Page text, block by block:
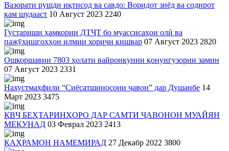
Вазорати рушди иқтисод ва савдо: Воридот зиёд ва содирот
кам шудааст 10 Август 2023 2240
Густариши ҳамкории ДТҶТ бо муассисаҳои олӣ ва
пажӯҳишгоҳҳои илмии хориҷи кишвар 07 Август 2023 2820
Ошкоршавии 7803 ҳолати вайронкунии қонунгузории замин
07 Август 2023 2331
Нахустмаҳфили “Сиёсатшиносони ҷавон” дар Душанбе 14
Март 2023 3475
КВҶ БЕҲТАРИНҲОРО ДАР САМТИ ҶАВОНОН МУАЙЯН
МЕКУНАД 03 Феврал 2023 2413
ҚАҲРАМОН НАМЕМИРАД 27 Декабр 2022 3800